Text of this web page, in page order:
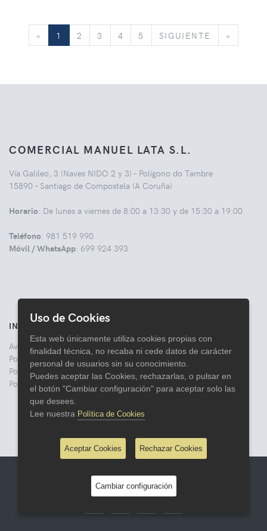
« 1 2 3 4 5 SIGUIENTE SIGUIENTE
»
COMERCIAL MANUEL LATA S.L.
Vía Galileo, 3 (Naves NIDO 2 y 3) - Polígono do Tambre
15890 - Santiago de Compostela (A Coruña)
Horario: De lunes a viernes de 8:00 a 13:30 y de 15:30 a 19:00
Teléfono: 981 519 990
Móvil / WhatsApp: 699 924 393
INFORMACIÓN
Aviso legal
Politica de Privacidad
Política de Cookies
Política de Devoluciones
© 2026 Comercial Lata
Uso de Cookies
Esta web únicamente utiliza cookies propias con
finalidad técnica, no recaba ni cede datos de carácter
personal de usuarios sin su conocimiento.
Puedes aceptar las Cookies, rechazarlas, o pulsar en
el botón "Cambiar configuración" para aceptar solo las
que desees.
Lee nuestra Política de Cookies
Aceptar Cookies Rechazar Cookies
Cambiar configuración